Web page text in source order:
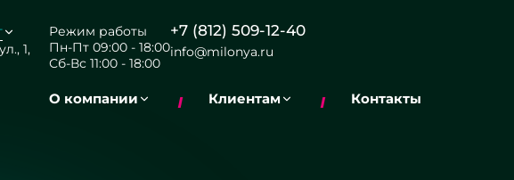
1,
Режим работы
Пн-Пт 09:00 - 18:00
Сб-Вс 11:00 - 18:00
+7 (812) 509-12-40
info@milonya.ru
О компании Клиентам Контакты